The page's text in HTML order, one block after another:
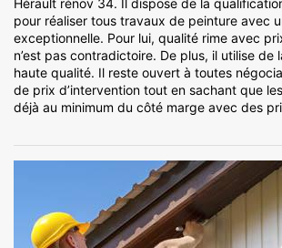
Hérault rénov 34. Il dispose de la
pour réaliser tous travaux de peinture avec
exceptionnelle. Pour lui, qualité rime avec
n’est pas contradictoire. De plus, il utilise de
haute qualité. Il reste ouvert à toutes
de prix d’intervention tout en sachant que
déjà au minimum du côté marge avec des